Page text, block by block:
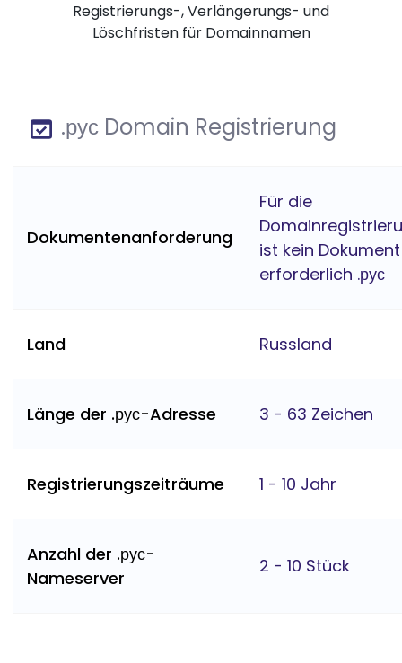
Registrierungs-, Verlängerungs- und
Löschfristen für Domainnamen
.рус Domain Registrierung
Dokumentenanforderung
Für die
ist kein Dokument
erforderlich .рус
Land Russland
Länge der .рус-Adresse 3 - 63 Zeichen
Registrierungszeiträume 1 - 10 Jahr
Anzahl der .рус-
Nameserver
2 - 10 Stück